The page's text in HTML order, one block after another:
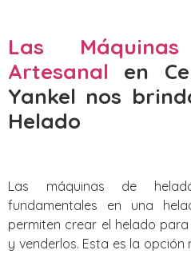
Las
Artesanal en
Yankel nos
Helado
Las máquinas de
fundamentales en una
permiten crear el helado
y venderlos. Esta es la